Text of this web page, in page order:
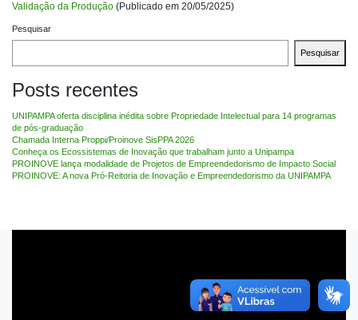
Validação da Produção (Publicado em 20/05/2025)
Pesquisar
Pesquisar
Posts recentes
UNIPAMPA oferta disciplina inédita sobre Propriedade Intelectual para 14 programas
de pós-graduação
Chamada Interna Proppi/Proinove SisPPA 2026
Conheça os Ecossistemas de Inovação que trabalham junto a Unipampa
PROINOVE lança modalidade de Projetos de Empreendedorismo de Impacto Social
PROINOVE: A nova Pró-Reitoria de Inovação e Empreendedorismo da UNIPAMPA